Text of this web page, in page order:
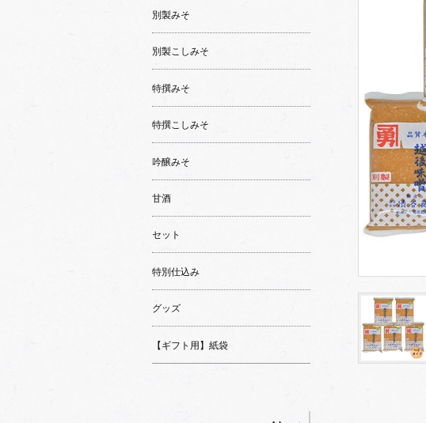
別製みそ
別製こしみそ
特撰みそ
特撰こしみそ
吟醸みそ
甘酒
セット
特別仕込み
グッズ
【ギフト用】紙袋